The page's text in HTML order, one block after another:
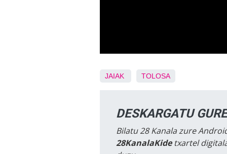
JAIAK TOLOSA
DESKARGATU
Bilatu 28 Kanala zure
28KanalaKidetxartel